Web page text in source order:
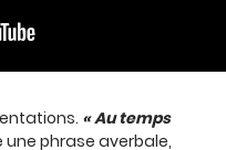
« Au temps
une phrase averbale,